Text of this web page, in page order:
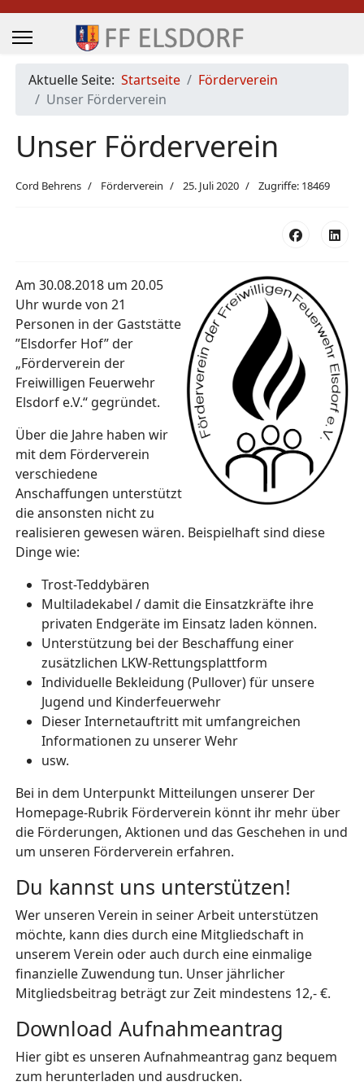
Aktuelle Seite: Startseite
Förderverein
Unser Förderverein
Unser Förderverein
Cord Behrens Förderverein 25. Juli 2020 Zugriffe: 18469
Am 30.08.2018 um 20.05
Uhr wurde von 21
Personen in der Gaststätte
”Elsdorfer Hof” der
„Förderverein der
Freiwilligen Feuerwehr
Elsdorf e.V.“ gegründet.
Über die Jahre haben wir
mit dem Förderverein
verschiedene
Anschaffungen unterstützt
die ansonsten nicht zu
realisieren gewesen wären. Beispielhaft sind diese
Dinge wie:
Trost-Teddybären
Multiladekabel / damit die Einsatzkräfte ihre
privaten Endgeräte im Einsatz laden können.
Unterstützung bei der Beschaffung einer
zusätzlichen LKW-Rettungsplattform
Individuelle Bekleidung (Pullover) für unsere
Jugend und Kinderfeuerwehr
Dieser Internetauftritt mit umfangreichen
Informationen zu unserer Wehr
usw.
Bei in dem Unterpunkt Mitteilungen unserer Der
Homepage-Rubrik Förderverein könnt ihr mehr über
die Förderungen, Aktionen und das Geschehen in und
um unseren Förderverein erfahren.
Du kannst uns unterstützen!
Wer unseren Verein in seiner Arbeit unterstützen
möchte, kann dies durch eine Mitgliedschaft in
unserem Verein oder auch durch eine einmalige
finanzielle Zuwendung tun. Unser jährlicher
Mitgliedsbeitrag beträgt zur Zeit mindestens 12,- €.
Download Aufnahmeantrag
Hier gibt es unseren Aufnahmeantrag ganz bequem
zum herunterladen und ausdrucken.